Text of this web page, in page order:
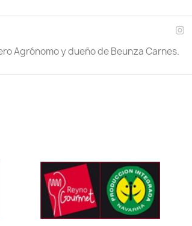
Agrónomo y dueño de Beunza Carnes.